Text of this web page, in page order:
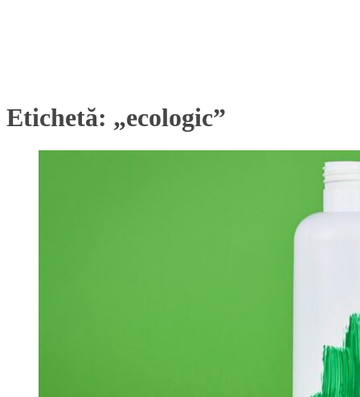
Etichetă: „ecologic”